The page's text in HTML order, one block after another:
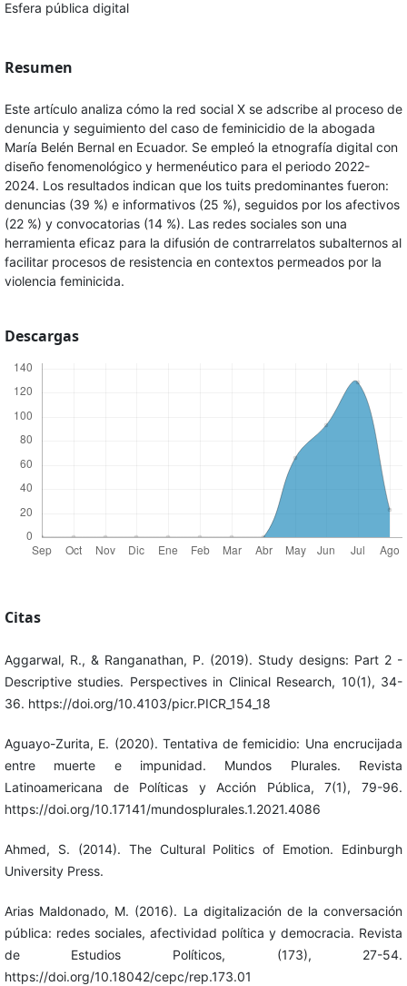
Esfera pública digital
Resumen
Este artículo analiza cómo la red social X se adscribe al proceso de
denuncia y seguimiento del caso de feminicidio de la abogada
María Belén Bernal en Ecuador. Se empleó la etnografía digital con
diseño fenomenológico y hermenéutico para el periodo 2022-
2024. Los resultados indican que los tuits predominantes fueron:
denuncias (39 %) e informativos (25 %), seguidos por los afectivos
(22 %) y convocatorias (14 %). Las redes sociales son una
herramienta eficaz para la difusión de contrarrelatos subalternos al
facilitar procesos de resistencia en contextos permeados por la
violencia feminicida.
Descargas
Citas
Aggarwal, R., & Ranganathan, P. (2019). Study designs: Part 2 -
Descriptive studies. Perspectives in Clinical Research, 10(1), 34-
36. https://doi.org/10.4103/picr.PICR_154_18
Aguayo-Zurita, E. (2020). Tentativa de femicidio: Una encrucijada
entre muerte e impunidad. Mundos Plurales. Revista
Latinoamericana de Políticas y Acción Pública, 7(1), 79-96.
https://doi.org/10.17141/mundosplurales.1.2021.4086
Ahmed, S. (2014). The Cultural Politics of Emotion. Edinburgh
University Press.
Arias Maldonado, M. (2016). La digitalización de la conversación
pública: redes sociales, afectividad política y democracia. Revista
de Estudios Políticos, (173), 27-54.
https://doi.org/10.18042/cepc/rep.173.01